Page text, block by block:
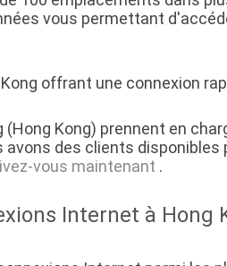
vous permettant
offrant une connexion
Kong) prennent en
avons des clients
vous maintenant .
Internet à Hong